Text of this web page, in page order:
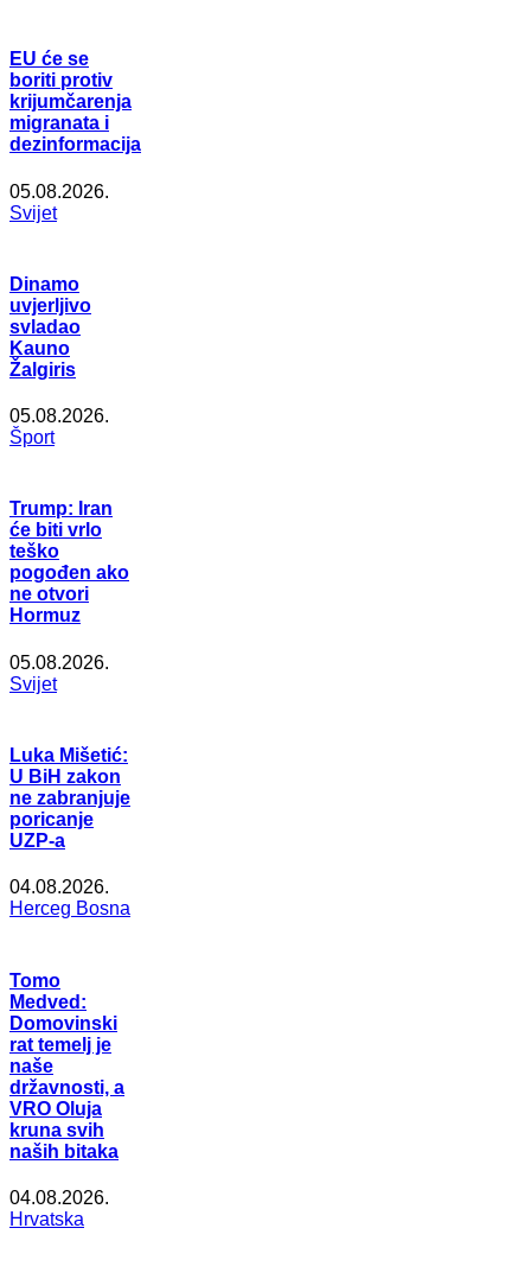
EU će se
boriti protiv
krijumčarenja
migranata i
dezinformacija
05.08.2026.
Svijet
Dinamo
uvjerljivo
svladao
Kauno
Žalgiris
05.08.2026.
Šport
Trump: Iran
će biti vrlo
teško
pogođen ako
ne otvori
Hormuz
05.08.2026.
Svijet
Luka Mišetić:
U BiH zakon
ne zabranjuje
poricanje
UZP-a
04.08.2026.
Herceg Bosna
Tomo
Medved:
Domovinski
rat temelj je
naše
državnosti, a
VRO Oluja
kruna svih
naših bitaka
04.08.2026.
Hrvatska